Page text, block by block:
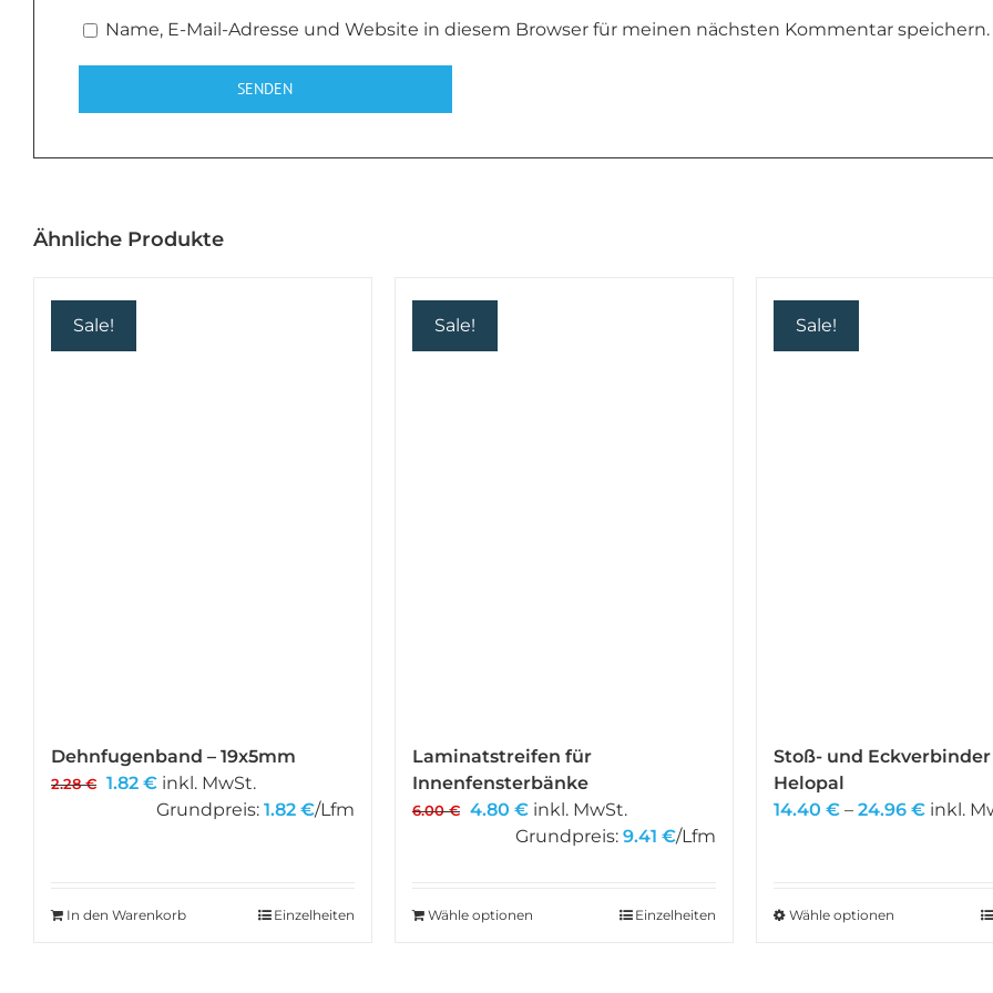
Name, E-Mail-Adresse und Website in diesem Browser für meinen nächsten Kommentar speichern.
Ähnliche Produkte
Sale!
Dehnfugenband – 19x5mm
2.28€ Ursprünglicher
1.82 €Aktueller
Preis
inkl. MwSt.
Grundpreis: 1.82 €/Lfm
In den Warenkorb Einzelheiten
Sale!
Laminatstreifen für
Innenfensterbänke
6.00€ Ursprünglicher
4.80 €Aktueller
Preis
inkl. MwSt.
Grundpreis: 9.41 €/Lfm
Wähle optionen Einzelheiten
Sale!
Stoß- und
Helopal
14.40 € – 24.96 € inkl.
Wähle optionen